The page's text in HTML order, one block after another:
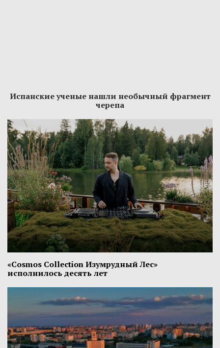
Испанские ученые нашли необычный фрагмент
черепа
«Cosmos Collection Изумрудный Лес»
исполнилось десять лет